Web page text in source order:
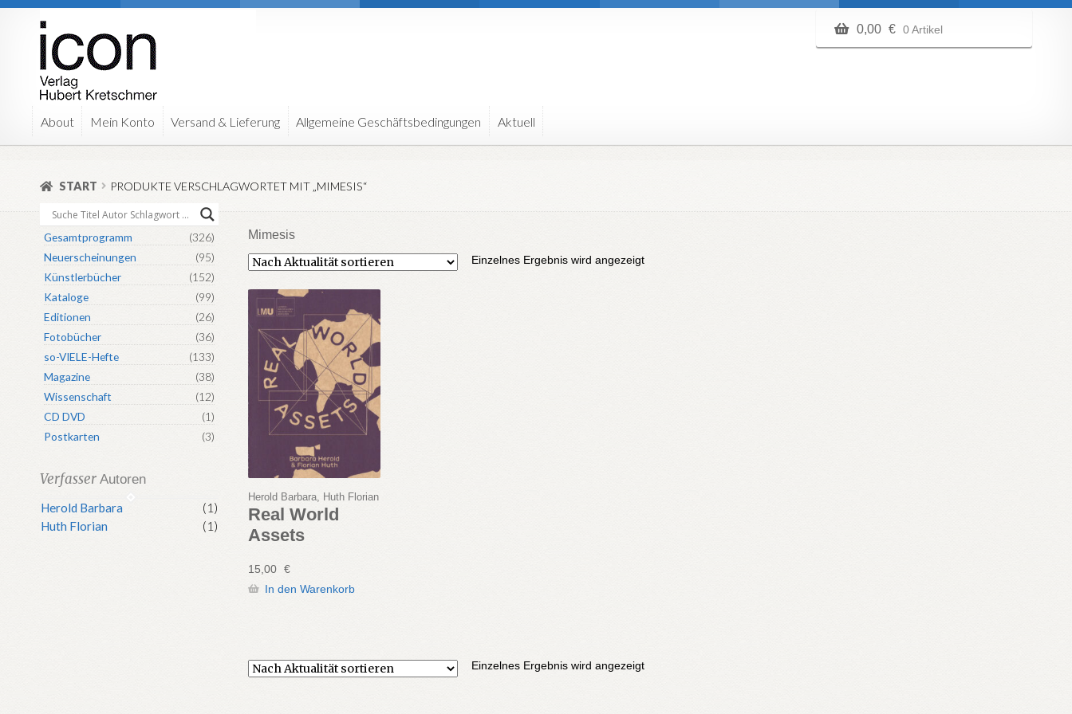
Zur
Navigation
springen
Zum
Inhalt
springen
0,00 € 0 Artikel
About Mein Konto Versand & Lieferung Allgemeine Geschäftsbedingungen Aktuell
START PRODUKTE VERSCHLAGWORTET MIT „MIMESIS“
Mimesis
Einzelnes Ergebnis wird angezeigt
Herold Barbara, Huth Florian
Real World
Assets
15,00 €
In den Warenkorb
Einzelnes Ergebnis wird angezeigt
Gesamtprogramm
(326)
Neuerscheinungen
(95)
Künstlerbücher
(152)
Kataloge
(99)
Editionen
(26)
Fotobücher
(36)
so-VIELE-Hefte
(133)
Magazine
(38)
Wissenschaft
(12)
CD DVD
(1)
Postkarten
(3)
Verfasser Autoren
Herold Barbara
(1)
Huth Florian
(1)